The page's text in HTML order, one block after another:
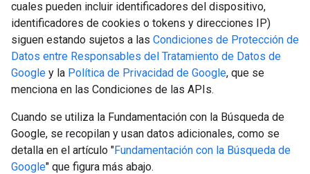
cuales pueden incluir identificadores del dispositivo,
identificadores de cookies o tokens y direcciones IP)
siguen estando sujetos a las Condiciones de Protección de
Datos entre Responsables del Tratamiento de Datos de
Google y la Política de Privacidad de Google, que se
menciona en las Condiciones de las APIs.
Cuando se utiliza la Fundamentación con la Búsqueda de
Google, se recopilan y usan datos adicionales, como se
detalla en el artículo "Fundamentación con la Búsqueda de
Google" que figura más abajo.